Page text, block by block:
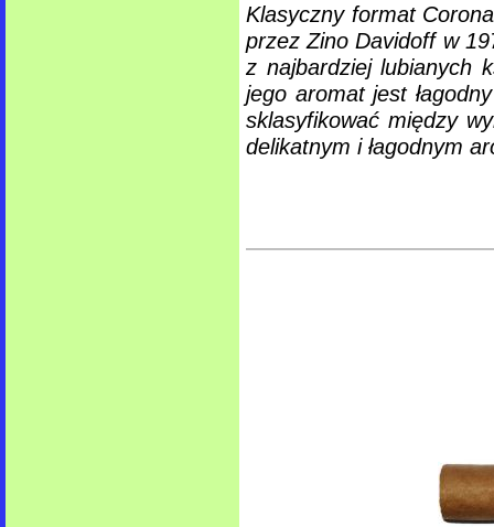
Klasyczny format
przez Zino Davidoff w
z najbardziej lubianych
jego aromat jest
sklasyfikować między
delikatnym i łagodnym